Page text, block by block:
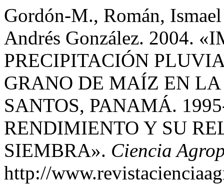
Gordón-M., Román,
Andrés González. 2004.
PRECIPITACIÓN
GRANO DE MAÍZ EN
SANTOS, PANAMÁ.
RENDIMIENTO Y SU
SIEMBRA». Ciencia
http://